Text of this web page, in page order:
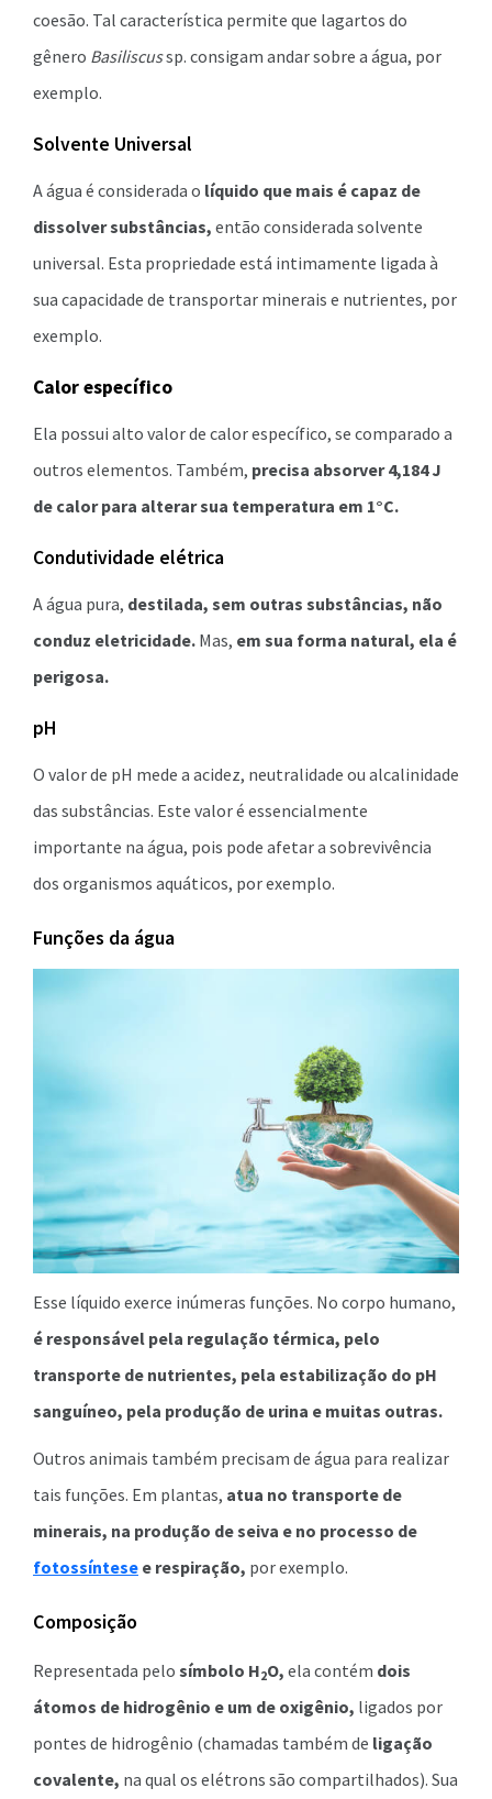
coesão. Tal característica permite que lagartos do
gênero Basiliscussp. consigam andar sobre a água, por
exemplo.
Solvente Universal
A água é considerada o líquido que mais é capaz de
dissolver substâncias, então considerada solvente
universal. Esta propriedade está intimamente ligada à
sua capacidade de transportar minerais e nutrientes, por
exemplo.
Calor específico
Ela possui alto valor de calor específico, se comparado a
outros elementos. Também, precisa absorver 4,184 J
de calor para alterar sua temperatura em 1°C.
Condutividade elétrica
A água pura, destilada, sem outras substâncias, não
conduz eletricidade. Mas, em sua forma natural, ela é
perigosa.
pH
O valor de pH mede a acidez, neutralidade ou alcalinidade
das substâncias. Este valor é essencialmente
importante na água, pois pode afetar a sobrevivência
dos organismos aquáticos, por exemplo.
Funções da água
Esse líquido exerce inúmeras funções. No corpo humano,
é responsável pela regulação térmica, pelo
transporte de nutrientes, pela estabilização do pH
sanguíneo, pela produção de urina e muitas outras.
Outros animais também precisam de água para realizar
tais funções. Em plantas, atua no transporte de
minerais, na produção de seiva e no processo de
fotossíntese e respiração, por exemplo.
Composição
Representada pelo símbolo H2O, ela contém dois
átomos de hidrogênio e um de oxigênio, ligados por
pontes de hidrogênio (chamadas também de ligação
covalente, na qual os elétrons são compartilhados). Sua